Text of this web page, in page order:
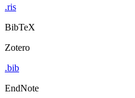
.ris
BibTeX
Zotero
.bib
EndNote